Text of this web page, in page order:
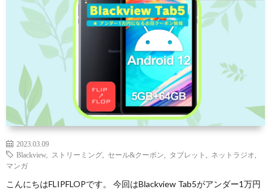
2023.03.09
Blackview, ストリーミング セール&クーポン タブレット ネットラジオ
マンガ
こんにちはFLIPFLOPです。 今回はBlackview Tab5がアンダー1万円